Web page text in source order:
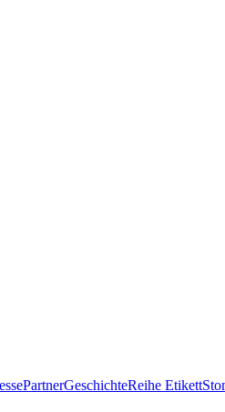
PartnerGeschichteReihe Etikett